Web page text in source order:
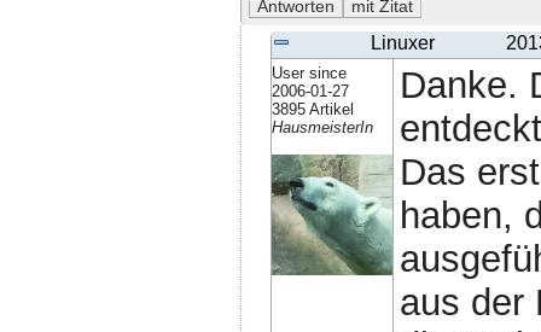
Linuxer
User since
2006-01-27
3895 Artikel
HausmeisterIn
Danke.
Das
haben,
aus der